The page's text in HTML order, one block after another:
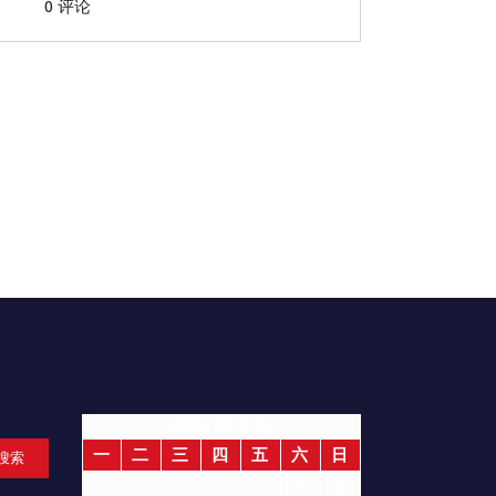
0 评论
索
一
二 三 四 五 六
日